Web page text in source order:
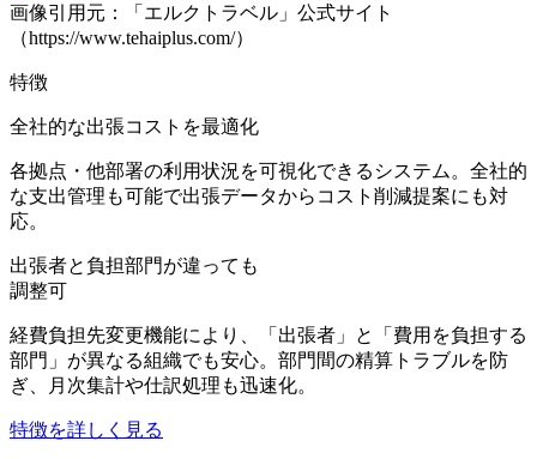
画像引用元：「エルクトラベル」公式サイト
（https://www.tehaiplus.com/）
特徴
全社的な出張コストを最適化
各拠点・他部署の利用状況を可視化できるシステム。全社的
な支出管理も可能で出張データからコスト削減提案にも対
応。
出張者と負担部門が違っても
調整可
経費負担先変更機能により、「出張者」と「費用を負担する
部門」が異なる組織でも安心。部門間の精算トラブルを防
ぎ、月次集計や仕訳処理も迅速化。
特徴を詳しく見る